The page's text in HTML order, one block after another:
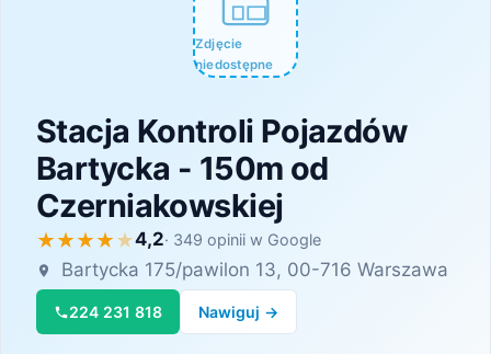
Stacja Kontroli Pojazdów
Bartycka - 150m od
Czerniakowskiej
4,2· 349 opinii w Google
Bartycka 175/pawilon 13, 00-716 Warszawa
224 231 818 Nawiguj →
Zdjęcie
niedostępne